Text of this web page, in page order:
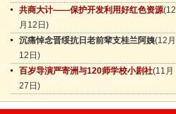
共商大计——保护开发利用好红色资源(12
月12日)
沉痛悼念晋绥抗日老前辈支桂兰阿姨(12月
12日)
百岁导演严寄洲与120师学校小剧社(11月
27日)